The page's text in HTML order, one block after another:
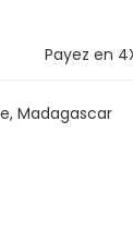
Payez en
Madagascar